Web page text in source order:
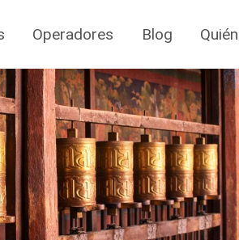
Operadores Blog